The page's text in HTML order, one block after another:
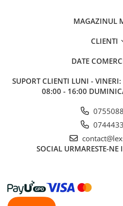
Figurine
Board games
Teren
Alte RPG
MAGAZINUL
CLIENTI
DATE
SUPORT CLIENTI LUNI -
08:00 - 16:00
SOCIAL URMARESTE-